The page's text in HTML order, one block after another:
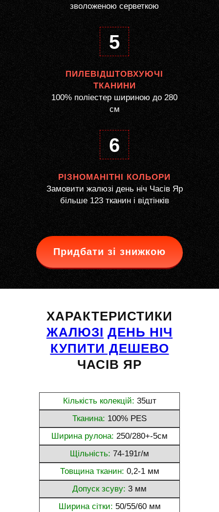
зволоженою серветкою
5
ПИЛЕВІДШТОВХУЮЧІ
ТКАНИНИ
100% поліестер шириною до 280
см
6
РІЗНОМАНІТНІ КОЛЬОРИ
Замовити жалюзі день ніч Часів Яр
більше 123 тканин і відтінків
Придбати зі знижкою
ХАРАКТЕРИСТИКИ
ЖАЛЮЗІ ДЕНЬ НІЧ
КУПИТИ ДЕШЕВО
ЧАСІВ ЯР
Кількість колекцій: 35шт
Тканина: 100% PES
Ширина рулона: 250/280+-5см
Щільність: 74-191г/м
Товщина тканин: 0,2-1 мм
Допуск зсуву: 3 мм
Ширина сітки: 50/55/60 мм